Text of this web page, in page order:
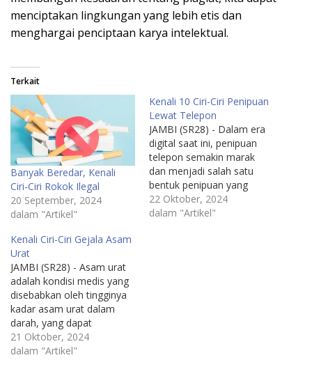
menciptakan lingkungan yang lebih etis dan
menghargai penciptaan karya intelektual.
Terkait
Banyak Beredar, Kenali
Ciri-Ciri Rokok Ilegal
20 September, 2024
dalam "Artikel"
Kenali 10 Ciri-Ciri Penipuan
Lewat Telepon
JAMBI (SR28) - Dalam era
digital saat ini, penipuan
telepon semakin marak
dan menjadi salah satu
bentuk penipuan yang
paling umum. Banyak
orang yang menjadi korban
22 Oktober, 2024
dalam "Artikel"
Kenali Ciri-Ciri Gejala Asam
Urat
JAMBI (SR28) - Asam urat
adalah kondisi medis yang
disebabkan oleh tingginya
kadar asam urat dalam
darah, yang dapat
menyebabkan peradangan
dan nyeri hebat pada sendi.
21 Oktober, 2024
dalam "Artikel"